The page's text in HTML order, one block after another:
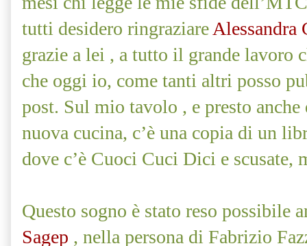
tutti desidero ringraziareAlessandra
grazie a lei , a tutto il grande lavoro
che oggi io, come tanti altri posso
post. Sul mio tavolo , e presto
nuova cucina, c’è una copia di un
dove c’è Cuoci Cuci Dici e scusate,
Questo sogno è stato reso possibile
Sagep , nella persona di Fabrizio